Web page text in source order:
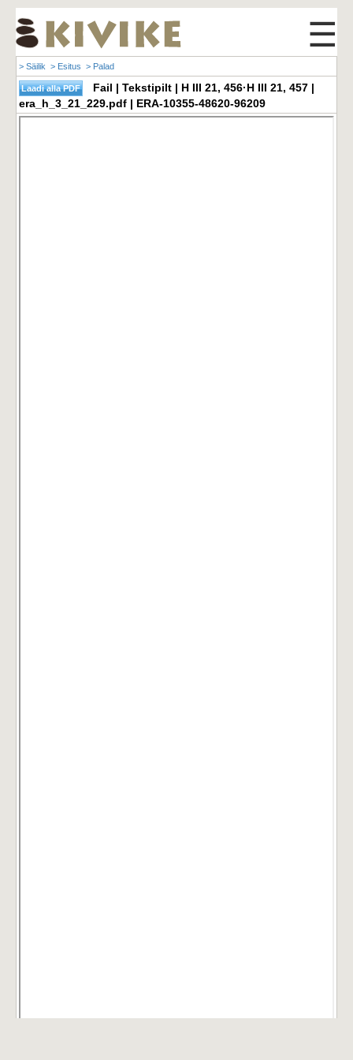
☰
> Säilik > Esitus > Palad
Fail | Tekstipilt | H III 21, 456·H III 21, 457 |
era_h_3_21_229.pdf | ERA-10355-48620-96209